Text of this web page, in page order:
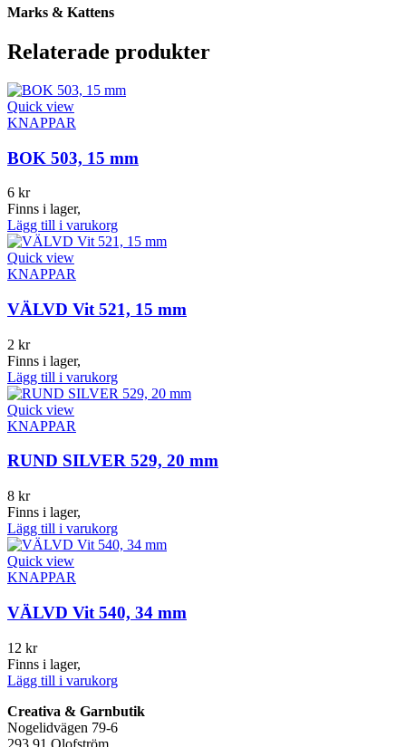
Marks & Kattens
Relaterade produkter
Quick view
KNAPPAR
BOK 503, 15 mm
6 kr
Finns i lager,
Lägg till i varukorg
Quick view
KNAPPAR
VÄLVD Vit 521, 15 mm
2 kr
Finns i lager,
Lägg till i varukorg
Quick view
KNAPPAR
RUND SILVER 529, 20 mm
8 kr
Finns i lager,
Lägg till i varukorg
Quick view
KNAPPAR
VÄLVD Vit 540, 34 mm
12 kr
Finns i lager,
Lägg till i varukorg
Creativa & Garnbutik
Nogelidvägen 79-6
293 91 Olofström